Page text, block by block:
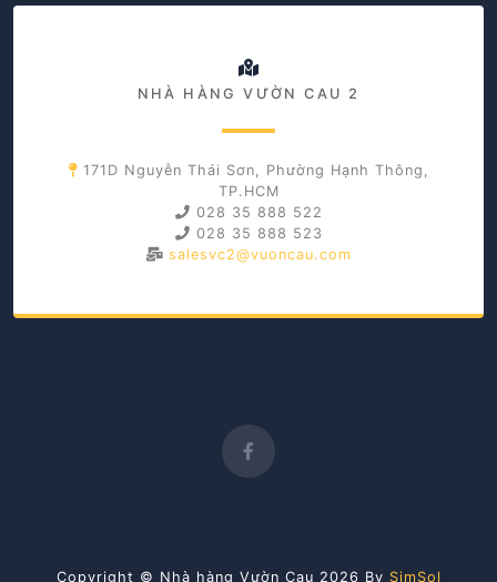
NHÀ HÀNG VƯỜN CAU 2
171D Nguyễn Thái Sơn, Phường Hạnh Thông,
TP.HCM
028 35 888 522
028 35 888 523
salesvc2@vuoncau.com
Copyright © Nhà hàng Vườn Cau 2026 By SimSol